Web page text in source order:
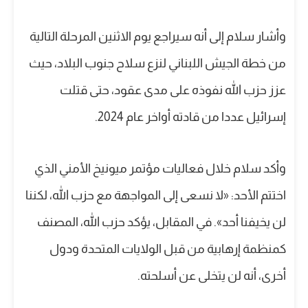
وأشار سلام إلى أنه سيراجع يوم الاثنين المرحلة التالية
من خطة الجيش اللبناني لنزع سلاح جنوب البلاد، حيث
عزز حزب الله نفوذه على مدى عقود، حتى قتلت
إسرائيل عددا من قادته أواخر عام 2024.
وأكد سلام خلال فعاليات مؤتمر ميونيخ الأمني ​​الذي
اختتم الأحد: «لا نسعى إلى المواجهة مع حزب الله، لكننا
لن يخيفنا أحد». في المقابل، يؤكد حزب الله، المصنف
كمنظمة إرهابية من قبل الولايات المتحدة ودول
أخرى، أنه لن يتخلى عن أسلحته.